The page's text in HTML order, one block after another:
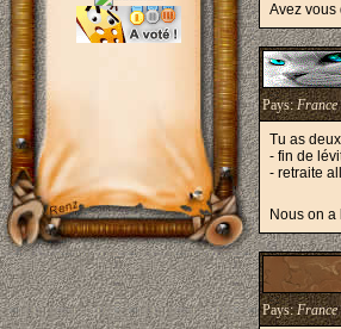
Avez vous
Pays:France
Tu as
- fin de
- retraite
Nous on
Pays:France